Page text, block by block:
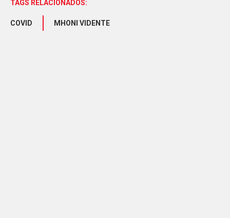
TAGS RELACIONADOS:
COVID MHONI VIDENTE